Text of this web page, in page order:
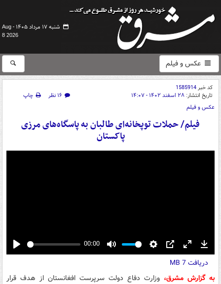
شنبه ۱۷ مرداد ۱۴۰۵ -
Aug
8 2026
عکس و فیلم
کد خبر1585914
تاریخ انتشار: ۲۸ اسفند ۱۴۰۲ - ۱۴:۰۷ ۱۶ نظر
چاپ
عکس و فیلم
فیلم/ حملات توپخانه‌ای طالبان به پاسگاه‌های مرزی
پاکستان
Play
00:00
Mute Settings
PIP Enter
fullscreen
دریافت7 MB
به گزارش مشرق، وزارت دفاع دولت سرپرست افغانستان از هدف قرار